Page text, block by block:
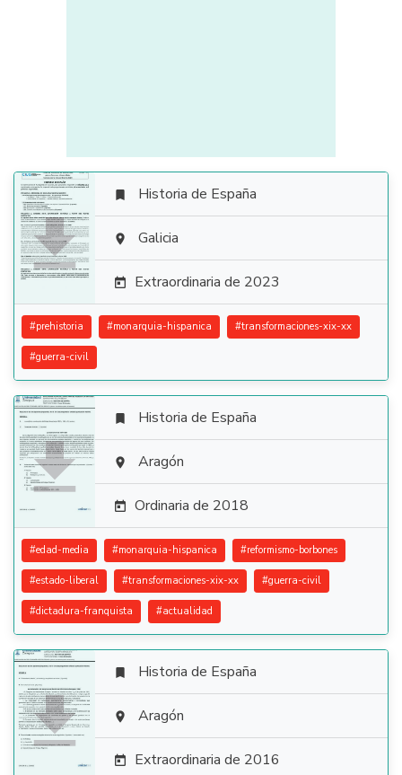

 Historia de España
 Galicia
 Extraordinaria de 2023
#prehistoria #monarquia-hispanica #transformaciones-xix-xx
#guerra-civil

 Historia de España
 Aragón
 Ordinaria de 2018
#edad-media #monarquia-hispanica #reformismo-borbones
#estado-liberal #transformaciones-xix-xx #guerra-civil
#dictadura-franquista #actualidad

 Historia de España
 Aragón
 Extraordinaria de 2016